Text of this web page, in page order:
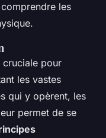
les
cruciale pour
les vastes
qui y opèrent, les
permet de se